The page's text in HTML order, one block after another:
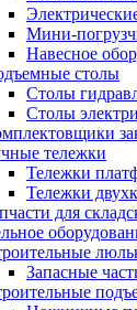
Мини-
Навесное
столы
Столы
Столы
тележки
Тележки
Тележки
для
Запасные